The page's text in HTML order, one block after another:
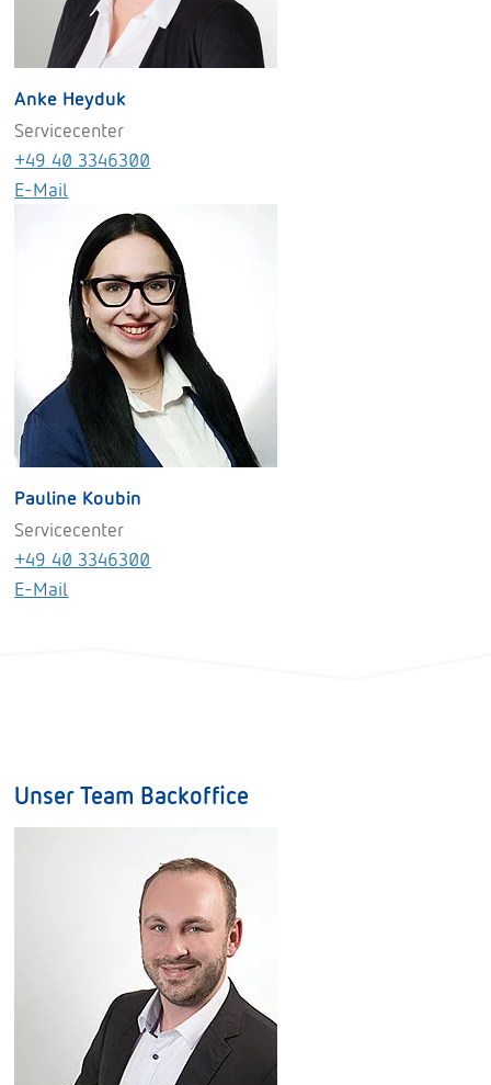
Anke Heyduk
Servicecenter
+49 40 3346300
E-Mail
Pauline Koubin
Servicecenter
+49 40 3346300
E-Mail
Unser Team Backoffice